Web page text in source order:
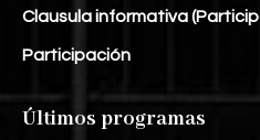
Clausula informativa
Participación
Últimos programas